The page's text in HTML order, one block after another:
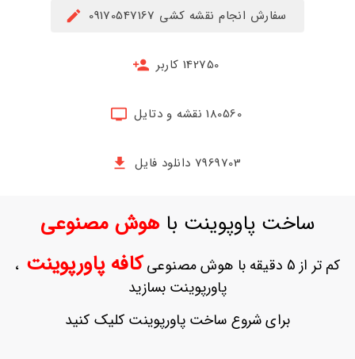
حساب
ثبت
بازیابی
سفارش انجام نقشه کشی 09170547167
142750 کاربر
180560 نقشه و دتایل
7969703 دانلود فایل
ساخت پاوپوینت باهوش مصنوعی
کم تر از 5 دقیقه با هوش مصنوعی کافه پاورپوینت ،
پاورپوینت بسازید
برای شروع ساخت پاورپوینت کلیک کنید